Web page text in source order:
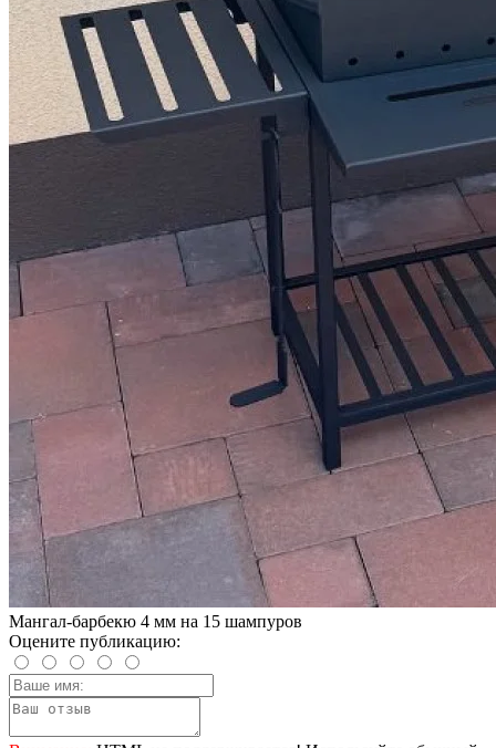
Мангал-барбекю 4 мм на 15 шампуров
Оцените публикацию: